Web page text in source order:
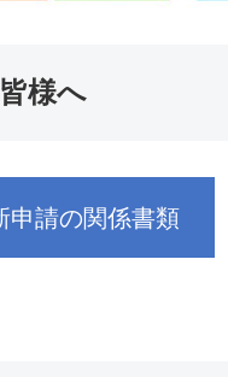
様へ
申請の関係書類